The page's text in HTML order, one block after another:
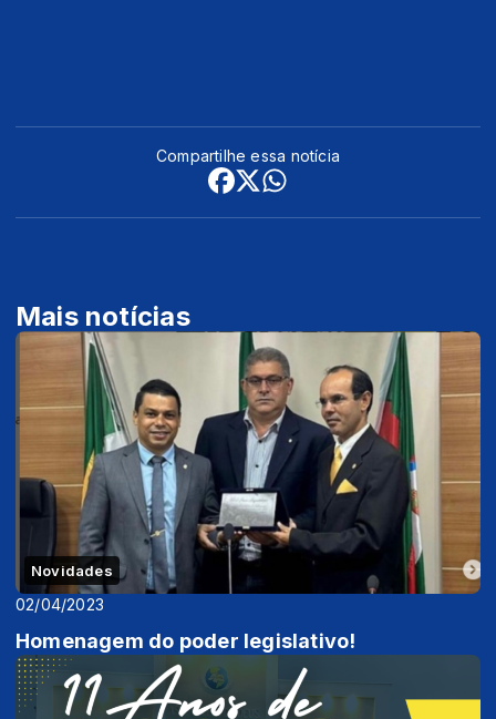
Compartilhe essa notícia
Mais notícias
Novidades
02/04/2023
Homenagem do poder legislativo!